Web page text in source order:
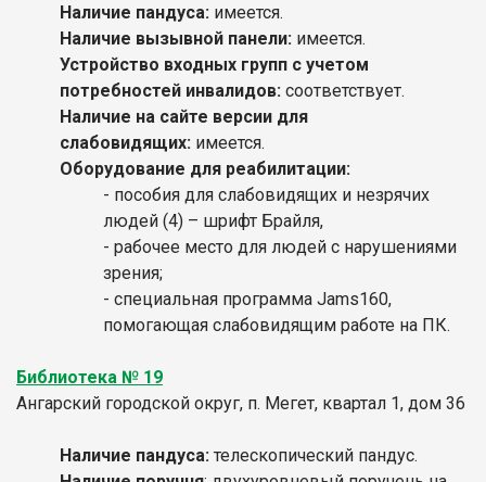
Наличие пандуса: имеется.
Наличие вызывной панели: имеется.
Устройство входных групп с учетом
потребностей инвалидов: соответствует.
Наличие на сайте версии для
слабовидящих: имеется.
Оборудование для реабилитации:
- пособия для слабовидящих и незрячих
людей (4) – шрифт Брайля,
- рабочее место для людей с нарушениями
зрения;
- специальная программа Jams160,
помогающая слабовидящим работе на ПК.
Библиотека № 19
Ангарский городской округ, п. Мегет, квартал 1, дом 36
Наличие пандуса: телескопический пандус.